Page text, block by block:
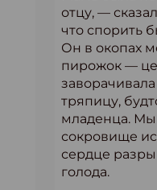
отцу, —
что спорить
Он в окопах
пирожок —
тряпицу,
младенца. Мы
сокровище
сердце
голода.